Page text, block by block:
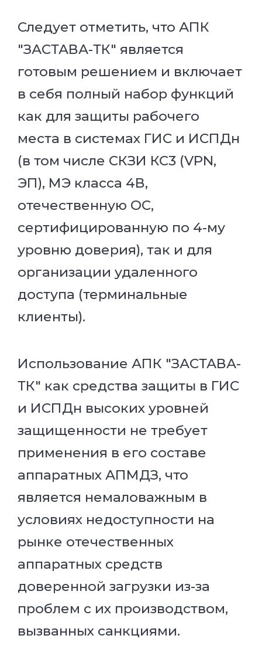
Следует отметить, что АПК
"ЗАСТАВА-ТК" является
готовым решением и включает
в себя полный набор функций
как для защиты рабочего
места в системах ГИС и ИСПДн
(в том числе СКЗИ КС3 (VPN,
ЭП), МЭ класса 4В,
отечественную ОС,
сертифицированную по 4-му
уровню доверия), так и для
организации удаленного
доступа (терминальные
клиенты).
Использование АПК "ЗАСТАВА-
ТК" как средства защиты в ГИС
и ИСПДн высоких уровней
защищенности не требует
применения в его составе
аппаратных АПМДЗ, что
является немаловажным в
условиях недоступности на
рынке отечественных
аппаратных средств
доверенной загрузки из-за
проблем с их производством,
вызванных санкциями.